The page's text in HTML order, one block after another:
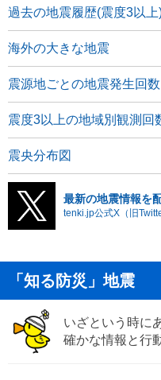
過去の地震履歴(震度3以上
海外の大きな地震
震源地ごとの地震発生回数
震度3以上の地域別観測回
震央分布図
最新の地震情報を
tenki.jp公式X（旧
「知る防災」地震
いざという時に
確かな情報と行